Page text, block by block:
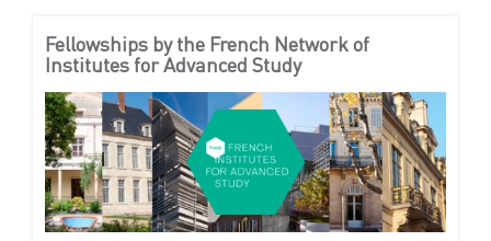
Fellowships by the French Network of
Institutes for Advanced Study